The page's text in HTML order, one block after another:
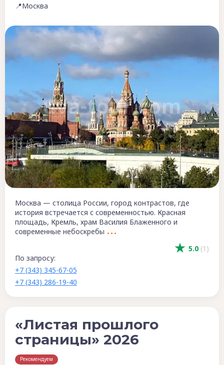
5.0 (1)
📍Москва
Москва — столица России, город контрастов, где
история встречается с современностью. Красная
площадь, Кремль, храм Василия Блаженного и
современные небоскребы
По запросу:
+7 (343) 345-67-05
+7 (343) 286-19-40
«Листая прошлого
страницы» 2026
Рекомендуем